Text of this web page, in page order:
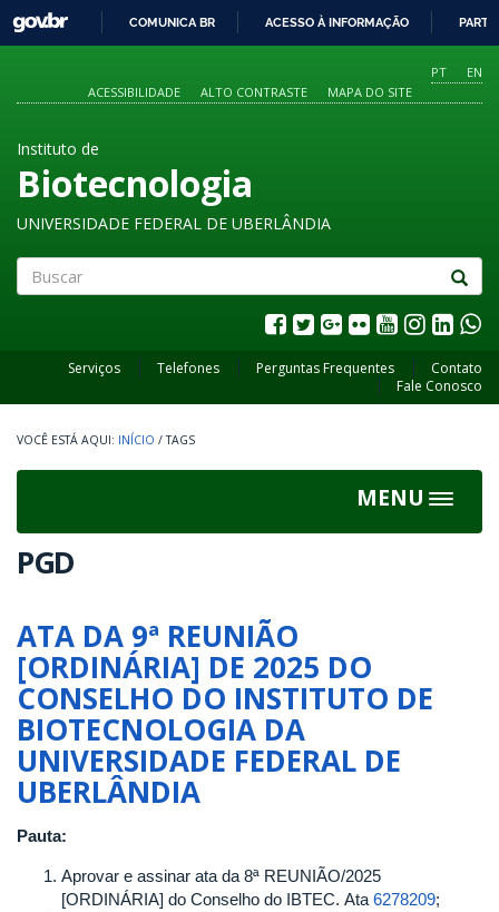
O
CONTEÚDO
GOVBR
COMUNICA BR ACESSO À INFORMAÇÃO
PT
EN
ACESSIBILIDADE
ALTO CONTRASTE MAPA DO SITE
Instituto de
Biotecnologia
UNIVERSIDADE FEDERAL DE UBERLÂNDIA
Serviços Telefones Perguntas Frequentes
Contato
Fale Conosco
INÍCIO / TAGS
MENU
Toggle
PGD
ATA DA 9ª REUNIÃO
[ORDINÁRIA] DE 2025 DO
CONSELHO DO INSTITUTO DE
BIOTECNOLOGIA DA
UNIVERSIDADE FEDERAL DE
UBERLÂNDIA
Pauta:
Aprovar e assinar ata da 8ª REUNIÃO/2025
[ORDINÁRIA] do Conselho do IBTEC. Ata 6278209;